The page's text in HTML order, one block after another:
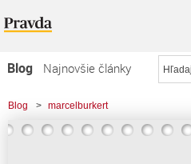
Blog
Najnovšie články
Najčítanejšie články
Najkomentovanejšie články
Blog > marcelburkert
> Prečo USA museli zasahovať v Iraku,